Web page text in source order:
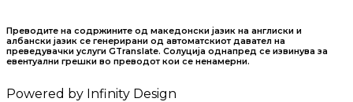
Преводите на содржините од македонски јазик на англиски и
албански јазик се генерирани од автоматскиот давател на
преведувачки услуги GTranslate. Солуција однапред се извинува за
евентуални грешки во преводот кои се ненамерни.
Powered by Infinity Design